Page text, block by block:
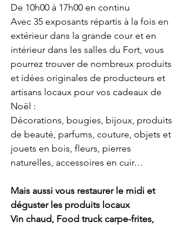
De 10h00 à 17h00 en continu
Avec 35 exposants répartis à la fois en
extérieur dans la grande cour et en
intérieur dans les salles du Fort, vous
pourrez trouver de nombreux produits
et idées originales de producteurs et
artisans locaux pour vos cadeaux de
Noël :
Décorations, bougies, bijoux, produits
de beauté, parfums, couture, objets et
jouets en bois, fleurs, pierres
naturelles, accessoires en cuir…
Mais aussi vous restaurer le midi et
déguster les produits locaux
Vin chaud, Food truck carpe-frites,